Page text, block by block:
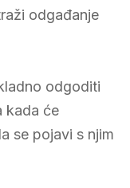
odgađanje
odgoditi
kada će
se pojavi s njim